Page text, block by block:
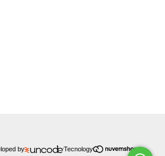
by Tecnology